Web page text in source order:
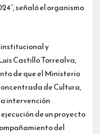
señaló el organismo
y
Castillo Torrealva,
de que el Ministerio
de Cultura,
intervención
de un proyecto
del